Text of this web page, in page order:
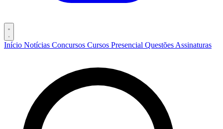
Início Notícias Concursos Cursos Presencial Questões Assinaturas